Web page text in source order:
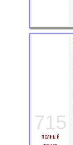
715
полный